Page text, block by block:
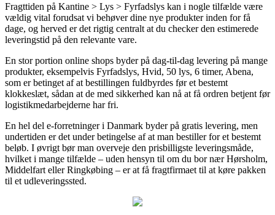
Fragttiden på Kantine > Lys > Fyrfadslys kan i nogle tilfælde være
vældig vital forudsat vi behøver dine nye produkter inden for få
dage, og herved er det rigtig centralt at du checker den estimerede
leveringstid på den relevante vare.
En stor portion online shops byder på dag-til-dag levering på mange
produkter, eksempelvis Fyrfadslys, Hvid, 50 lys, 6 timer, Abena,
som er betinget af at bestillingen fuldbyrdes før et bestemt
klokkeslæt, sådan at de med sikkerhed kan nå at få ordren betjent før
logistikmedarbejderne har fri.
En hel del e-forretninger i Danmark byder på gratis levering, men
undertiden er det under betingelse af at man bestiller for et bestemt
beløb. I øvrigt bør man overveje den prisbilligste leveringsmåde,
hvilket i mange tilfælde – uden hensyn til om du bor nær Hørsholm,
Middelfart eller Ringkøbing – er at få fragtfirmaet til at køre pakken
til et udleveringssted.